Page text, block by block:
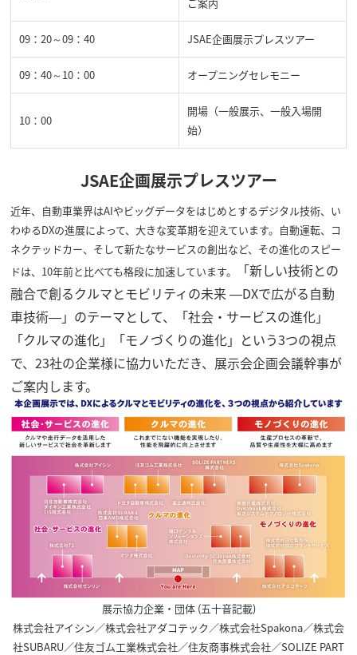
09：20～09：40 JSAE企画展示プレスツアー
09：40～10：00 オープニングセレモニー
10：00
開場（一般展示、一般入場開
始）
JSAE企画展示プレスツアー
近年、自動車業界はAIやビッグデータをはじめとするデジタル技術、い
わゆるDXの進展によって、大きな変革期を迎えています。自動運転、コ
ネクテッドカー、そして新たなサービスの創出など、その進化のスピー
ドは、10年前と比べても格段に加速しています。
「新しい技術との
融合で創るクルマとモビリティの未来 ―DXで広がる自動
車技術―」のテーマとして、「社会・サービスの進化」
「クルマの進化」「モノづくりの進化」という3つの視点
で、23社の企業様に協力いただき、 展示会企画会議幹事が
ご案内します。
展示協力企業・団体 (五十音記載)
株式会社アイシン／株式会社アダコテック／株式会社Spakona／株式会
社SUBARU／住友ゴム工業株式会社／住友商事株式会社／SOLIZE PART